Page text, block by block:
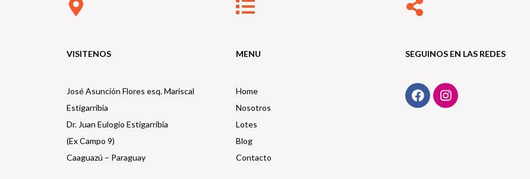
VISITENOS
José Asunción Flores esq. Mariscal
Estigarribia
Dr. Juan Eulogio Estigarribia
(Ex Campo 9)
Caaguazú – Paraguay
MENU
Home
Nosotros
Lotes
Blog
Contacto
SEGUINOS EN LAS REDES